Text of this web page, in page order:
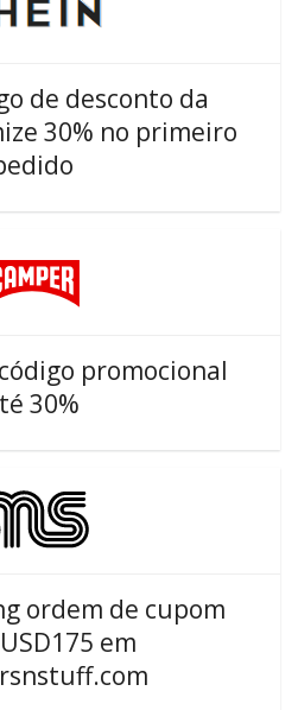
de desconto da
30% no primeiro
promocional
30%
ordem de cupom
em